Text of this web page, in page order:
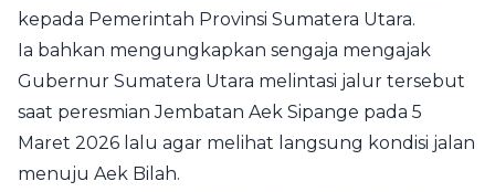
kepada Pemerintah Provinsi Sumatera Utara.
Ia bahkan mengungkapkan sengaja mengajak
Gubernur Sumatera Utara melintasi jalur tersebut
saat peresmian Jembatan Aek Sipange pada 5
Maret 2026 lalu agar melihat langsung kondisi jalan
menuju Aek Bilah.